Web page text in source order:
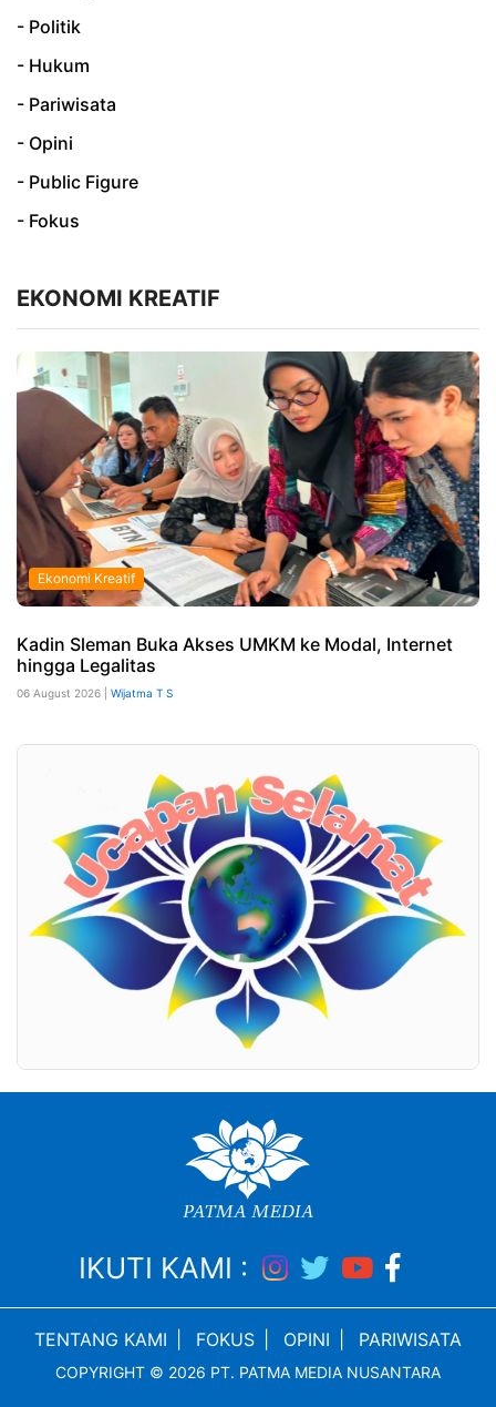
- Politik
- Hukum
- Pariwisata
- Opini
- Public Figure
- Fokus
EKONOMI KREATIF
Ekonomi Kreatif
Kadin Sleman Buka Akses UMKM ke Modal, Internet
hingga Legalitas
06 August 2026 | Wijatma T S
IKUTI KAMI :
TENTANG KAMI FOKUS OPINI PARIWISATA
COPYRIGHT © 2026 PT. PATMA MEDIA NUSANTARA